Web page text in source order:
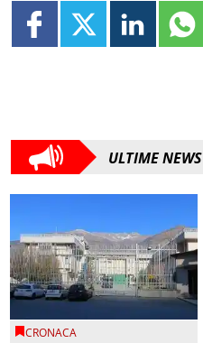
ULTIME NEWS
CRONACA